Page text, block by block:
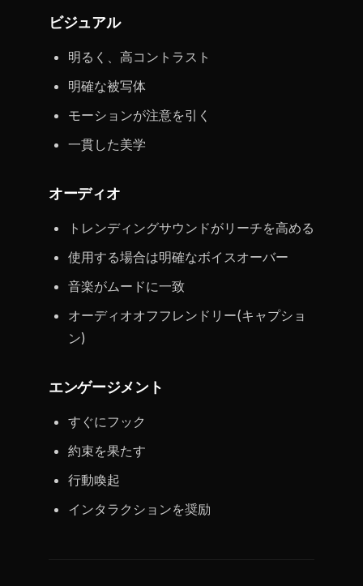
ビジュアル
明るく、高コントラスト
明確な被写体
モーションが注意を引く
一貫した美学
オーディオ
トレンディングサウンドがリーチを高める
使用する場合は明確なボイスオーバー
音楽がムードに一致
オーディオオフフレンドリー(キャプショ
ン)
エンゲージメント
すぐにフック
約束を果たす
行動喚起
インタラクションを奨励